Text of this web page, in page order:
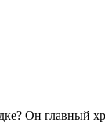
Он главный